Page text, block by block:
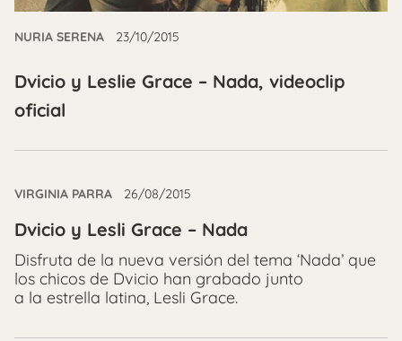
NURIA SERENA 23/10/2015
Dvicio y Leslie Grace – Nada, videoclip
oficial
VIRGINIA PARRA 26/08/2015
Dvicio y Lesli Grace – Nada
Disfruta de la nueva versión del tema ‘Nada’ que
los chicos de Dvicio han grabado junto
a la estrella latina, Lesli Grace.